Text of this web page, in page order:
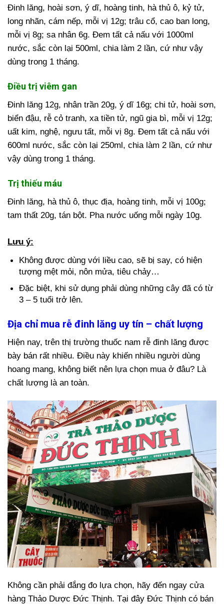
Đinh lăng, hoài sơn, ý dĩ, hoàng tinh, hà thủ ô, kỷ tử,
long nhãn, cám nếp, mỗi vị 12g; trâu cổ, cao ban long,
mỗi vị 8g; sa nhân 6g. Đem tất cả nấu với 1000ml
nước, sắc còn lại 500ml, chia làm 2 lần, cứ như vậy
dùng trong 1 tháng.
Điều trị viêm gan
Đinh lăng 12g, nhân trần 20g, ý dĩ 16g; chi tử, hoài sơn,
biển đậu, rễ cỏ tranh, xa tiền tử, ngũ gia bì, mỗi vị 12g;
uất kim, nghệ, ngưu tất, mỗi vị 8g. Đem tất cả nấu với
600ml nước, sắc còn lại 250ml, chia làm 2 lần, cứ như
vậy dùng trong 1 tháng.
Trị thiếu máu
Đinh lăng, hà thủ ô, thục địa, hoàng tinh, mỗi vị 100g;
tam thất 20g, tán bột. Pha nước uống mỗi ngày 10g.
Lưu ý:
Không được dùng với liều cao, sẽ bị say, có hiện
tượng mệt mỏi, nôn mửa, tiêu chảy…
Đặc biệt, khi sử dụng phải dùng những cây đã có từ
3 – 5 tuổi trở lên.
Địa chỉ mua rễ đinh lăng uy tín – chất lượng
Hiện nay, trên thị trường thuốc nam rễ đinh lăng được
bày bán rất nhiều. Điều này khiến nhiều người dùng
hoang mang, không biết nên lựa chọn mua ở đâu? Là
chất lượng là an toàn.
Không cần phải đắng đo lựa chọn, hãy đến ngay cửa
hàng Thảo Dược Đức Thịnh. Tại đây Đức Thịnh có bán